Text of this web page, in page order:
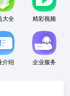
大全 精彩视频
介绍 企业服务